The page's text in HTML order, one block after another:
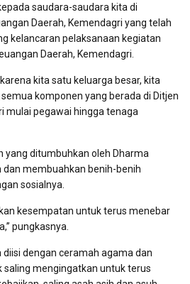
saudara-saudara kita di
Daerah, Kemendagri yang telah
kelancaran pelaksanaan kegiatan
Daerah, Kemendagri.
kita satu keluarga besar, kita
komponen yang berada di Ditjen
mulai pegawai hingga tenaga
yang ditumbuhkan oleh Dharma
membuahkan benih-benih
sosialnya.
kesempatan untuk terus menebar
pungkasnya.
diisi dengan ceramah agama dan
mengingatkan untuk terus